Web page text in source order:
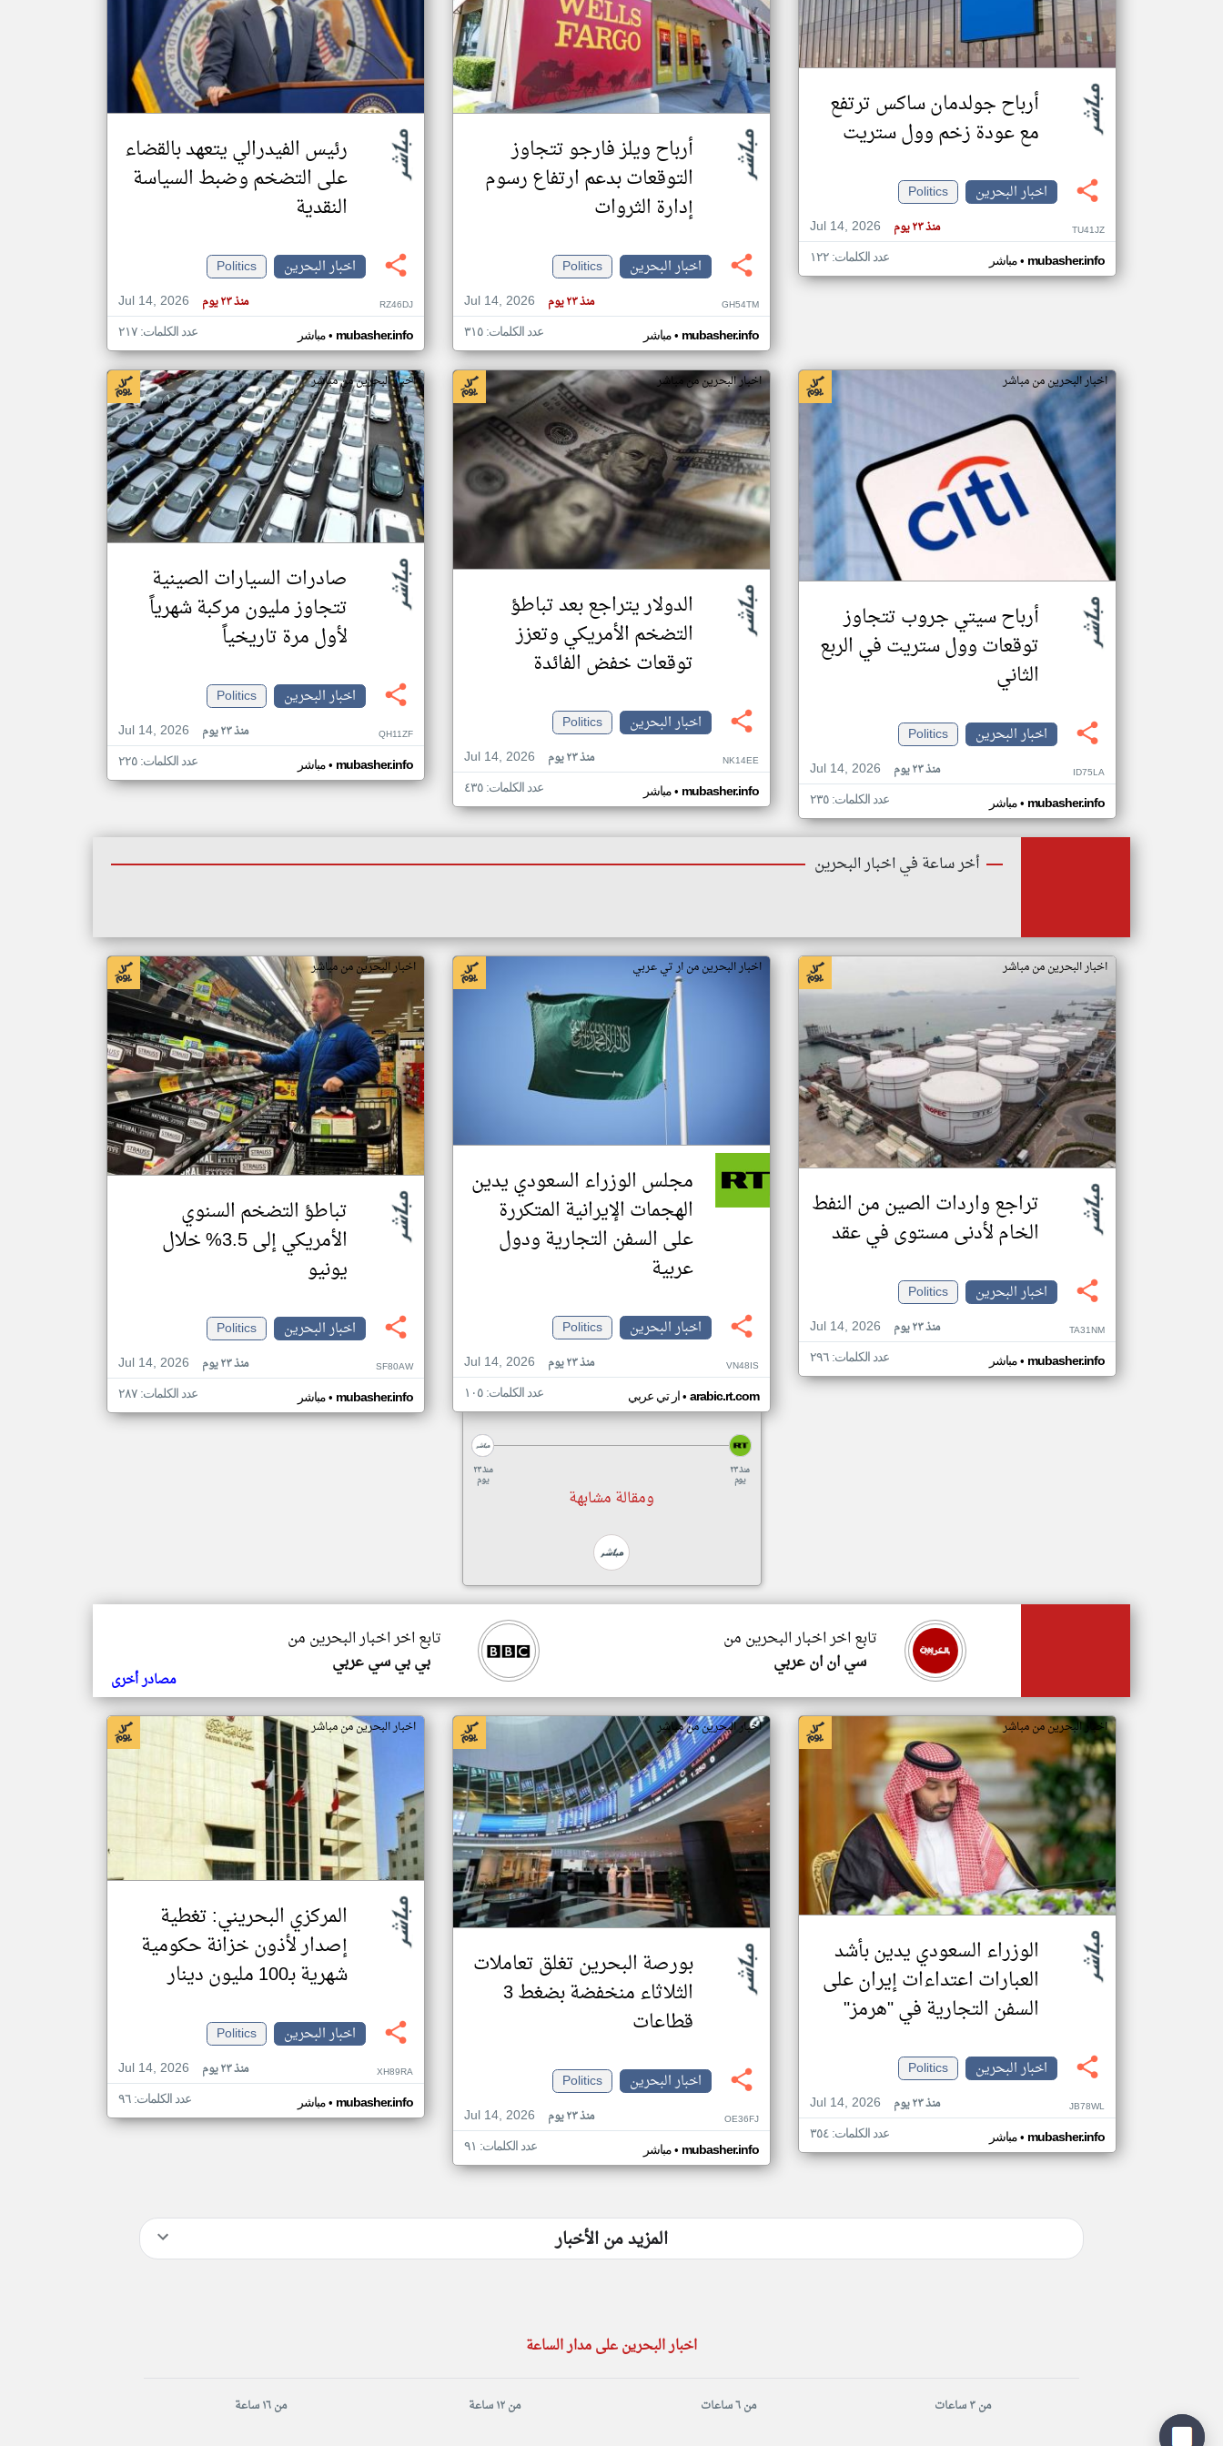
تغيير الدولة
مصادر الأخبار من البحرين
اخبار البحرين على مدار الساعة
أهم اخبار البحرين العاجلة والمباشرة
أرباح جولدمان ساكس ترتفع
مع عودة زخم وول ستريت
اخبار البحرين
Politics
Jul 14, 2026
منذ ٢٣ يوم TU41JZ
مباشر• mubasher.info عدد الكلمات: ١٢٢
أرباح ويلز فارجو تتجاوز
التوقعات بدعم ارتفاع رسوم
إدارة الثروات
اخبار البحرين
Politics
Jul 14, 2026
منذ ٢٣ يوم GH54TM
مباشر• mubasher.info عدد الكلمات: ٣١٥
رئيس الفيدرالي يتعهد بالقضاء
على التضخم وضبط السياسة
النقدية
اخبار البحرين
Politics
Jul 14, 2026
منذ ٢٣ يوم RZ46DJ
مباشر• mubasher.info عدد الكلمات: ٢١٧
اخبار البحرين من مباشر
أرباح سيتي جروب تتجاوز
توقعات وول ستريت في الربع
الثاني
اخبار البحرين
Politics
Jul 14, 2026
منذ ٢٣ يوم ID75LA
مباشر• mubasher.info عدد الكلمات: ٢٣٥
اخبار البحرين من مباشر
الدولار يتراجع بعد تباطؤ
التضخم الأمريكي وتعزز
توقعات خفض الفائدة
اخبار البحرين
Politics
Jul 14, 2026
منذ ٢٣ يوم NK14EE
مباشر• mubasher.info عدد الكلمات: ٤٣٥
اخبار البحرين من مباشر
صادرات السيارات الصينية
تتجاوز مليون مركبة شهرياً
لأول مرة تاريخياً
اخبار البحرين
Politics
Jul 14, 2026
منذ ٢٣ يوم QH11ZF
مباشر• mubasher.info عدد الكلمات: ٢٢٥
أخر ساعة في اخبار البحرين
اخبار البحرين من مباشر
تراجع واردات الصين من النفط
الخام لأدنى مستوى في عقد
اخبار البحرين
Politics
Jul 14, 2026
منذ ٢٣ يوم TA31NM
مباشر• mubasher.info عدد الكلمات: ٢٩٦
اخبار البحرين من ار تي عربي
مجلس الوزراء السعودي يدين
الهجمات الإيرانية المتكررة
على السفن التجارية ودول
عربية
اخبار البحرين
Politics
Jul 14, 2026
منذ ٢٣ يوم VN48IS
ار تي عربي• arabic.rt.com عدد الكلمات: ١٠٥
منذ ٢٣
يوم
منذ ٢٣
يوم
ومقالة مشابهة
اخبار البحرين من مباشر
تباطؤ التضخم السنوي
الأمريكي إلى 3.5% خلال
يونيو
اخبار البحرين
Politics
Jul 14, 2026
منذ ٢٣ يوم SF80AW
مباشر• mubasher.info عدد الكلمات: ٢٨٧
تابع اخر اخبار البحرين من
بي بي سي عربي
تابع اخر اخبار البحرين من
سي ان ان عربي
مصادر أخرى
اخبار البحرين من مباشر
الوزراء السعودي يدين بأشد
العبارات اعتداءات إيران على
السفن التجارية في "هرمز"
اخبار البحرين
Politics
Jul 14, 2026
منذ ٢٣ يوم JB78WL
مباشر• mubasher.info عدد الكلمات: ٣٥٤
اخبار البحرين من مباشر
بورصة البحرين تغلق تعاملات
الثلاثاء منخفضة بضغط 3
قطاعات
اخبار البحرين
Politics
Jul 14, 2026
منذ ٢٣ يوم OE36FJ
مباشر• mubasher.info عدد الكلمات: ٩١
اخبار البحرين من مباشر
المركزي البحريني: تغطية
إصدار لأذون خزانة حكومية
شهرية بـ100 مليون دينار
اخبار البحرين
Politics
Jul 14, 2026
منذ ٢٣ يوم XH89RA
مباشر• mubasher.info عدد الكلمات: ٩٦
المزيد من الأخبار
اخبار البحرين على مدار الساعة
من ٣ ساعات من ٦ ساعات من ١٢ ساعة من ١٦ ساعة
klyoum.com